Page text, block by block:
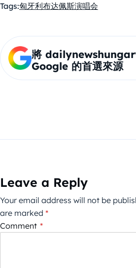
Tags:匈牙利布达佩斯演唱会
將
Google 的首選來源
Leave a Reply
Your email address will not be
are marked *
Comment *